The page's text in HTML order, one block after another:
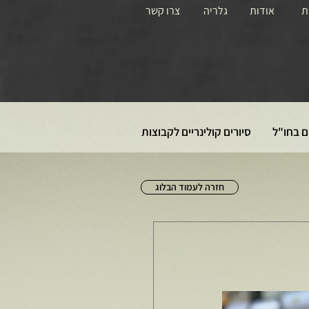
צרו קשר גלריה אודות
בחו"ל סיורים קולינריים לקבוצות
חזרה לעמוד הבלוג